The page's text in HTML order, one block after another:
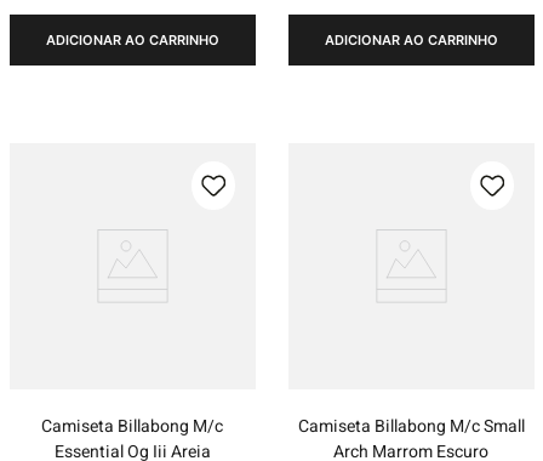
ADICIONAR AO CARRINHO ADICIONAR AO CARRINHO
Camiseta Billabong M/c
Essential Og Iii Areia
Camiseta Billabong M/c Small
Arch Marrom Escuro